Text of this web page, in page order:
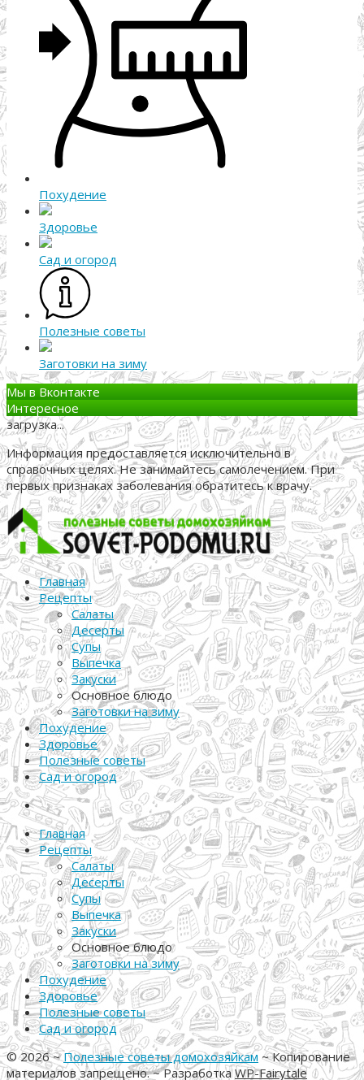
Похудение
Здоровье
Сад и огород
Полезные советы
Заготовки на зиму
Мы в Вконтакте
Интересное
загрузка...
Информация предоставляется исключительно в
справочных целях. Не занимайтесь самолечением. При
первых признаках заболевания обратитесь к врачу.
Главная
Рецепты
Салаты
Десерты
Супы
Выпечка
Закуски
Основное блюдо
Заготовки на зиму
Похудение
Здоровье
Полезные советы
Сад и огород
Главная
Рецепты
Салаты
Десерты
Супы
Выпечка
Закуски
Основное блюдо
Заготовки на зиму
Похудение
Здоровье
Полезные советы
Сад и огород
©2026~Полезные советы домохозяйкам ~ Копирование
материалов запрещено. ~ РазработкаWP-Fairytale